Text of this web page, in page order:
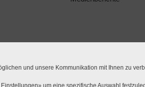
und unsere Kommunikation mit Ihnen zu
um eine spezifische Auswahl